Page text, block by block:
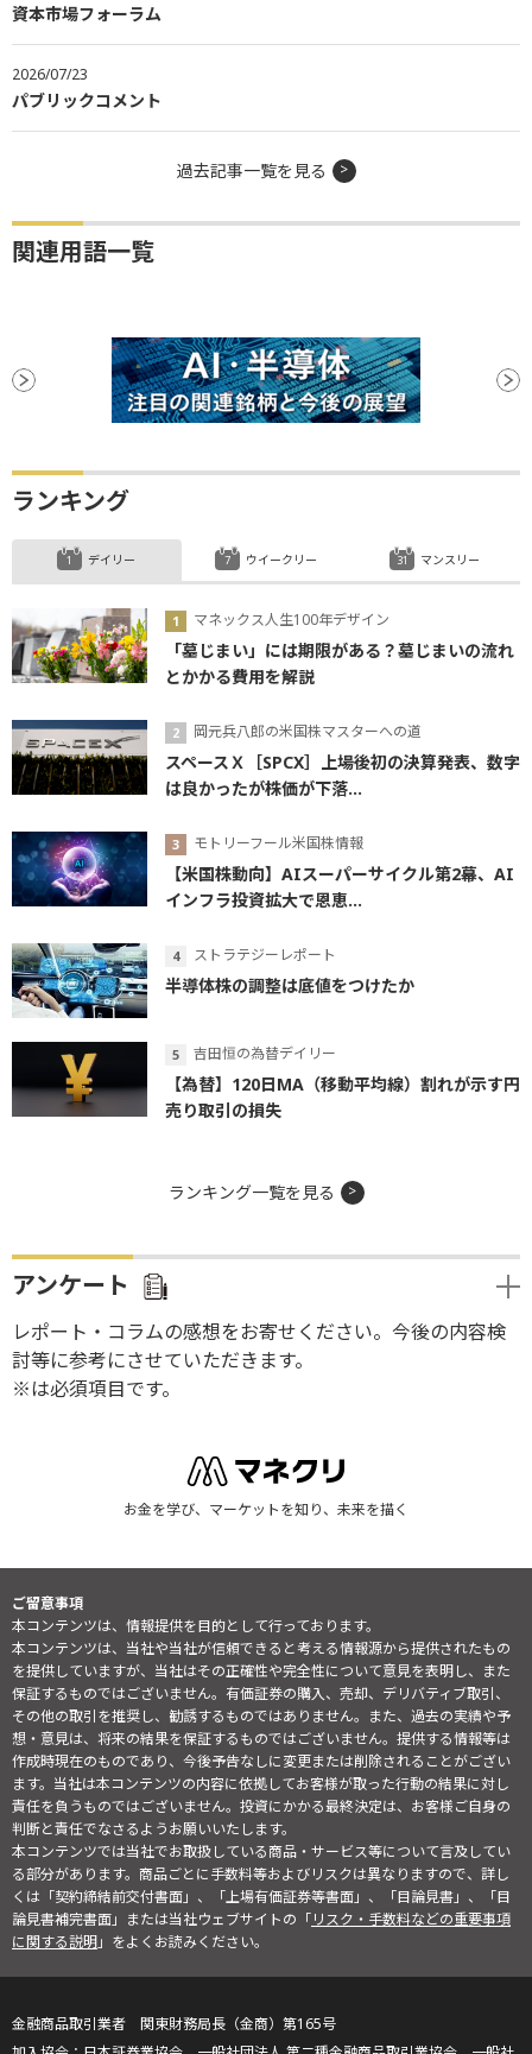
資本市場フォーラム
2026/07/23
パブリックコメント
過去記事一覧を見る
関連用語一覧
ランキング
デイリー
マネックス人生100年デザイン
「墓じまい」には期限がある？墓じまいの流れ
とかかる費用を解説
岡元兵八郎の米国株マスターへの道
スペースＸ［SPCX］上場後初の決算発表、数字
は良かったが株価が下落...
モトリーフール米国株情報
【米国株動向】AIスーパーサイクル第2幕、AI
インフラ投資拡大で恩恵...
ストラテジーレポート
半導体株の調整は底値をつけたか
吉田恒の為替デイリー
【為替】120日MA（移動平均線）割れが示す円
売り取引の損失
ウイークリー マンスリー
ランキング一覧を見る
アンケート
レポート・コラムの感想をお寄せください。今後の内容検
討等に参考にさせていただきます。
※は必須項目です。
お金を学び、マーケットを知り、未来を描く
ご留意事項
本コンテンツは、情報提供を目的として行っております。
本コンテンツは、当社や当社が信頼できると考える情報源から提供されたもの
を提供していますが、当社はその正確性や完全性について意見を表明し、また
保証するものではございません。有価証券の購入、売却、デリバティブ取引、
その他の取引を推奨し、勧誘するものではありません。また、過去の実績や予
想・意見は、将来の結果を保証するものではございません。提供する情報等は
作成時現在のものであり、今後予告なしに変更または削除されることがござい
ます。当社は本コンテンツの内容に依拠してお客様が取った行動の結果に対し
責任を負うものではございません。投資にかかる最終決定は、お客様ご自身の
判断と責任でなさるようお願いいたします。
本コンテンツでは当社でお取扱している商品・サービス等について言及してい
る部分があります。商品ごとに手数料等およびリスクは異なりますので、詳し
くは「契約締結前交付書面」、「上場有価証券等書面」、「目論見書」、「目
論見書補完書面」または当社ウェブサイトの「リスク・手数料などの重要事項
に関する説明」をよくお読みください。
金融商品取引業者 関東財務局長（金商）第165号